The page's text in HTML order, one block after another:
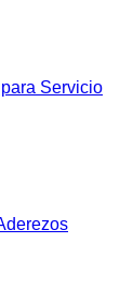
Servicio